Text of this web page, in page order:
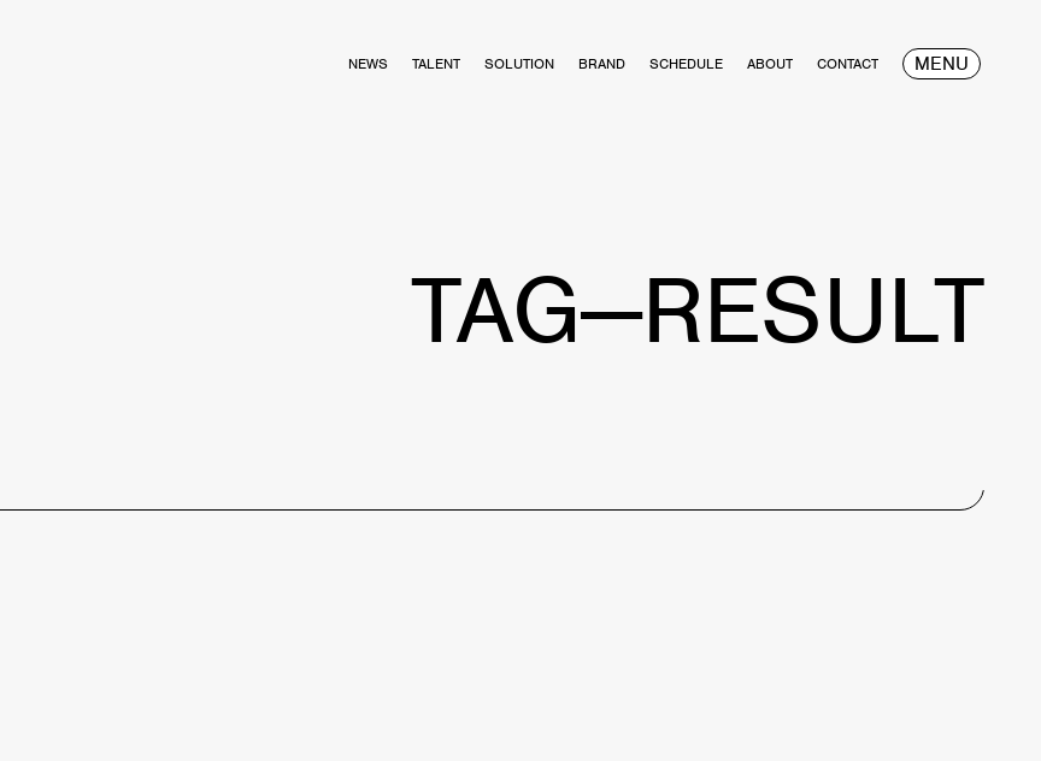
NEWS TALENT SOLUTION BRAND SCHEDULE ABOUT CONTACT MENU
TAG—RESULT